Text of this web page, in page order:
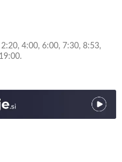
4:00, 6:00, 7:30, 8:53,